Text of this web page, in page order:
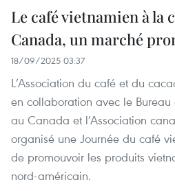
Le café vietnamien à la
Canada, un marché
18/09/2025 03:37
L’Association du café et du
en collaboration avec le
au Canada et l’Association
organisé une Journée du café
de promouvoir les produits
nord-américain.